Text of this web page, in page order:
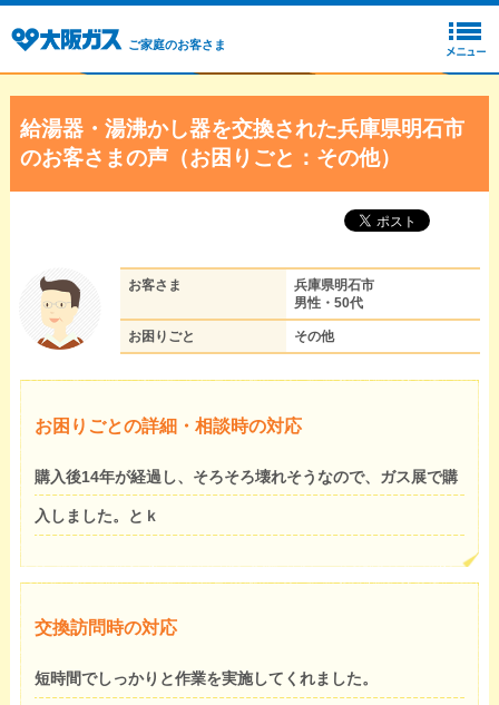
ご家庭のお客さま
給湯器・湯沸かし器を交換された兵庫県明石市
のお客さまの声（お困りごと：その他）
お客さま
兵庫県明石市
男性・50代
お困りごと その他
お困りごとの詳細・相談時の対応
購入後14年が経過し、そろそろ壊れそうなので、ガス展で購
入しました。とｋ
交換訪問時の対応
短時間でしっかりと作業を実施してくれました。